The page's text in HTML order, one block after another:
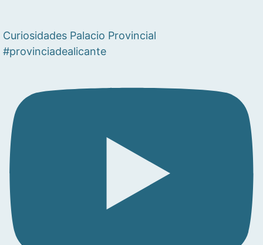
Curiosidades Palacio Provincial
#provinciadealicante